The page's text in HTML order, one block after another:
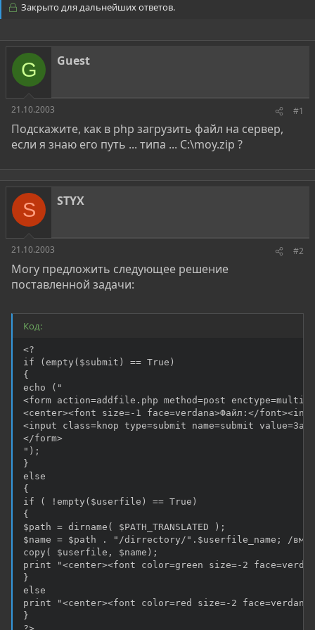
о
е
м
ы
а
ч
а
Закрыто для дальнейших ответов.
G Guest
21.10.2003 #1
Подскажите, как в php загрузить файл на сервер,
если я знаю его путь ... типа ... C:\moy.zip ?
S STYX
21.10.2003 #2
Могу предложить следующее решение
поставленной задачи:
Код:
<?
if (empty($submit) == True)
{
echo ("
<form action=addfile.php method=post
<center><font size=-1 face=verdana>Файл:</
<input class=knop type=submit name=submit
</form>
");
}
else
{
if ( !empty($userfile) == True)
{
$path = dirname( $PATH_TRANSLATED );
$name = $path . "/dirrectory/".$userfile_name; /
copy( $userfile, $name);
print "<center><font color=green size=-2
}
else
print "<center><font color=red size=-2
}